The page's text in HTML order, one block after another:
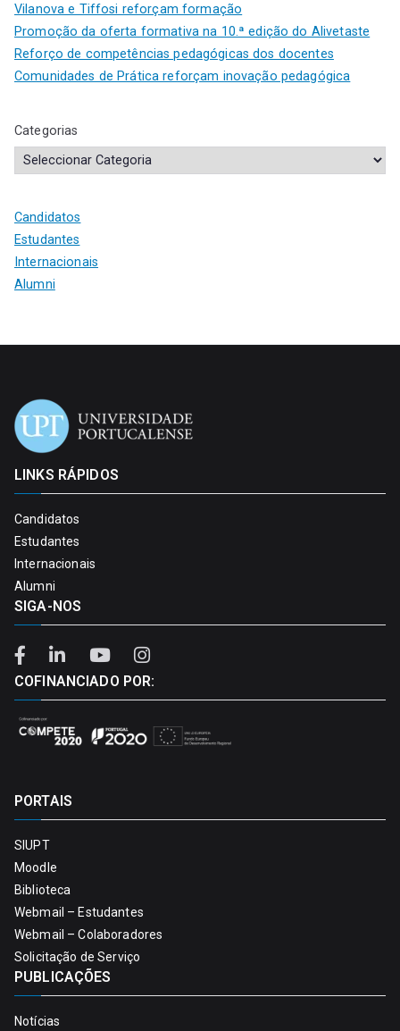
Vilanova e Tiffosi reforçam formação
Promoção da oferta formativa na 10.ª edição do Alivetaste
Reforço de competências pedagógicas dos docentes
Comunidades de Prática reforçam inovação pedagógica
Categorias
Candidatos
Estudantes
Internacionais
Alumni
LINKS RÁPIDOS
Candidatos
Estudantes
Internacionais
Alumni
SIGA-NOS
COFINANCIADO POR:
PORTAIS
SIUPT
Moodle
Biblioteca
Webmail – Estudantes
Webmail – Colaboradores
Solicitação de Serviço
PUBLICAÇÕES
Notícias